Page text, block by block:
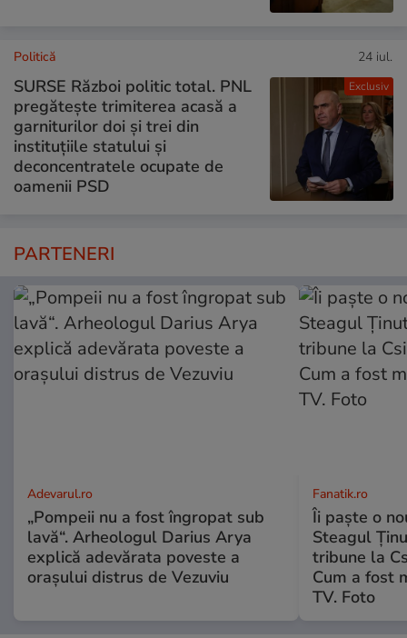
Exclusiv
Politică 24 iul.
SURSE Război politic total. PNL
pregătește trimiterea acasă a
garniturilor doi și trei din
instituțiile statului și
deconcentratele ocupate de
oamenii PSD
PARTENERI
Adevarul.ro
„Pompeii nu a fost îngropat sub
lavă“. Arheologul Darius Arya
explică adevărata poveste a
orașului distrus de Vezuviu
Fanatik.ro
Îi paște o
Steagul
tribune la
Cum a fost
TV. Foto